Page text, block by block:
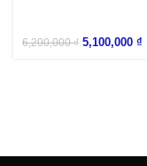
6,200,000₫ 5,100,000 ₫